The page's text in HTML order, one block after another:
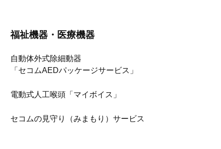
福祉機器・医療機器
自動体外式除細動器
「セコムAEDパッケージサービス」
電動式人工喉頭「マイボイス」
セコムの見守り（みまもり）サービス